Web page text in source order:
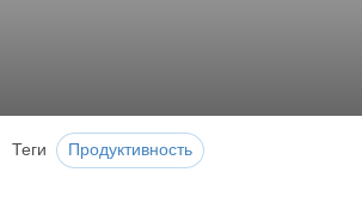
Теги Продуктивность